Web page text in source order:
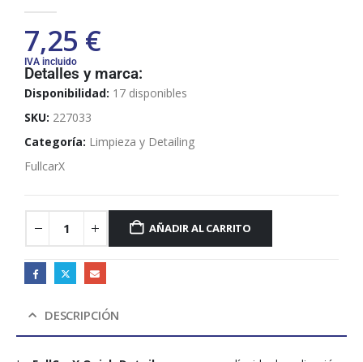
7,25 €
IVA incluido
Detalles y marca:
Disponibilidad: 17 disponibles
SKU: 227033
Categoría: Limpieza y Detailing
FullcarX
AÑADIR AL CARRITO
DESCRIPCIÓN